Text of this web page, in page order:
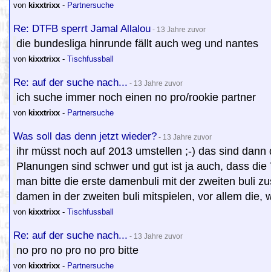
von kixxtrixx - Partnersuche
Re: DTFB sperrt Jamal Allalou - 13 Jahre zuvor
die bundesliga hinrunde fällt auch weg und nantes
von kixxtrixx - Tischfussball
Re: auf der suche nach... - 13 Jahre zuvor
ich suche immer noch einen no pro/rookie partner
von kixxtrixx - Partnersuche
Was soll das denn jetzt wieder? - 13 Jahre zuvor
ihr müsst noch auf 2013 umstellen ;-) das sind
Planungen sind schwer und gut ist ja auch, dass
man bitte die erste damenbuli mit der zweiten buli
damen in der zweiten buli mitspielen, vor allem die,
von kixxtrixx - Tischfussball
Re: auf der suche nach... - 13 Jahre zuvor
no pro no pro no pro bitte
von kixxtrixx - Partnersuche